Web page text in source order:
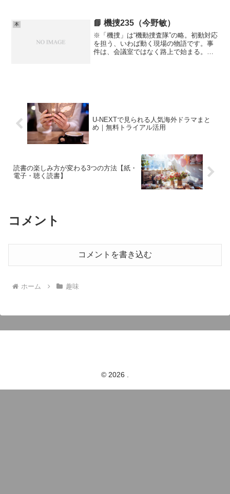
トゲートパーク（石田衣良） ・夢を
かなえるゾウ（...
本 📘 機捜235（今野敏）
※「機捜」は“機動捜査隊”の略。初動対応
を担う、いわば動く現場の物語です。事
件は、会議室ではなく路上で始まる。サ
U-NEXTで見られる人気海外ドラマまと
め｜無料トライアル活用
読書の楽しみ方が変わる3つの方法【紙・
電子・聴く読書】
コメント
コメントを書き込む
ホーム 趣味
© 2026 .